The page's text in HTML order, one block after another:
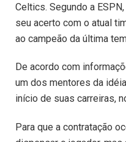
Celtics. Segundo a
seu acerto com o atual
ao campeão da última
De acordo com
um dos mentores da
início de suas carreiras,
Para que a contratação